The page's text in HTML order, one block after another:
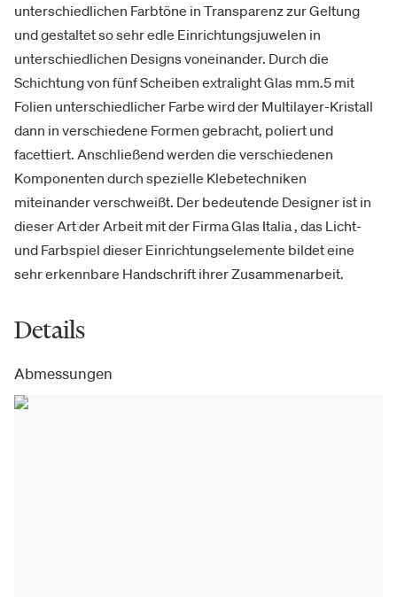
unterschiedlichen Farbtöne in Transparenz zur Geltung
und gestaltet so sehr edle Einrichtungsjuwelen in
unterschiedlichen Designs voneinander. Durch die
Schichtung von fünf Scheiben extralight Glas mm.5 mit
Folien unterschiedlicher Farbe wird der Multilayer-Kristall
dann in verschiedene Formen gebracht, poliert und
facettiert. Anschließend werden die verschiedenen
Komponenten durch spezielle Klebetechniken
miteinander verschweißt. Der bedeutende Designer ist in
dieser Art der Arbeit mit der Firma Glas Italia , das Licht-
und Farbspiel dieser Einrichtungselemente bildet eine
sehr erkennbare Handschrift ihrer Zusammenarbeit.
Details
Abmessungen